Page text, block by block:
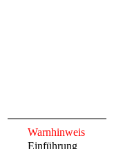
Warnhinweis
Einführung